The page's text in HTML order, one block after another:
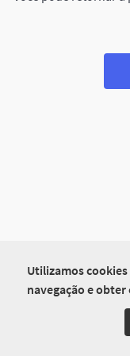
Utilizamos
navegação e